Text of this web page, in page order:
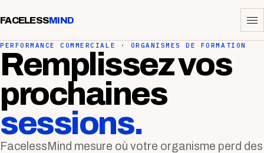
FACELESSMIND
PERFORMANCE COMMERCIALE · ORGANISMES DE FORMATION
Remplissez vos
prochaines
sessions.
FacelessMind mesure où votre organisme perd des